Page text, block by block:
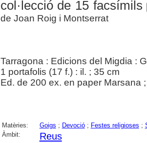
col·lecció de 15 facsímils
de Joan Roig i Montserrat
Tarragona : Edicions del Migdia :
1 portafolis (17 f.) : il. ; 35 cm
Ed. de 200 ex. en paper Marsana
Matèries: Goigs ; Devoció; Festes religioses ;
Àmbit:
Reus